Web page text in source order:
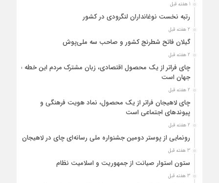
1 هفته قبل
رتبه نخست نوغانداران لنگرودی در کشور
2 هفته قبل
گیلان فاتح شطرنج کشور و صاحب سه ملی‌پوش
2 هفته قبل
چای فراتر از یک محصول اقتصادی، زبان مشترک مردم این خطه با
جهان است
2 هفته قبل
چای لاهیجان فراتر از یک محصول، نماد هویت فرهنگی و
پیوندهای اجتماعی است
2 هفته قبل
رونمایی از پوستر دومین جشنواره ملی رسانه‌ای چای در لاهیجان
3 هفته قبل
ستون استوار صیانت از جمهوریت و اسلامیت نظام
3 هفته قبل